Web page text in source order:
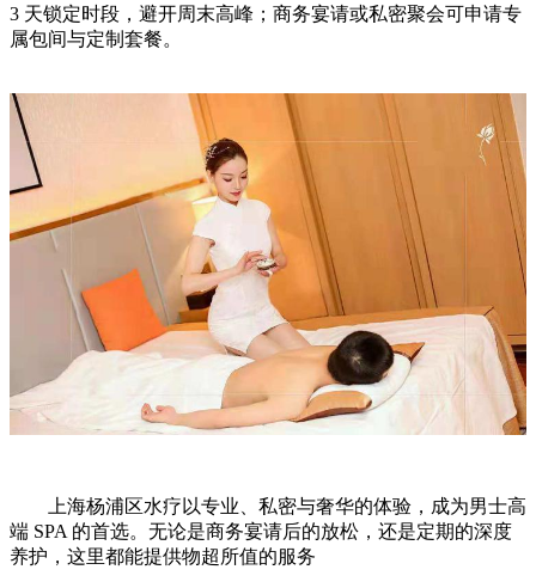
3 天锁定时段，避开周末高峰；商务宴请或私密聚会可申请专
属包间与定制套餐。
上海杨浦区水疗以专业、私密与奢华的体验，成为男士高
端 SPA 的首选。无论是商务宴请后的放松，还是定期的深度
养护，这里都能提供物超所值的服务